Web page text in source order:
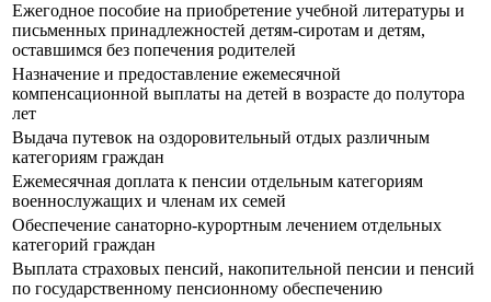
Ежегодное пособие на приобретение учебной литературы и
письменных принадлежностей детям-сиротам и детям,
оставшимся без попечения родителей
Назначение и предоставление ежемесячной
компенсационной выплаты на детей в возрасте до полутора
лет
Выдача путевок на оздоровительный отдых различным
категориям граждан
Ежемесячная доплата к пенсии отдельным категориям
военнослужащих и членам их семей
Обеспечение санаторно-курортным лечением отдельных
категорий граждан
Выплата страховых пенсий, накопительной пенсии и пенсий
по государственному пенсионному обеспечению